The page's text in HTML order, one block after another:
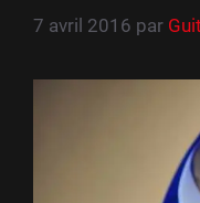
7 avril 2016 par